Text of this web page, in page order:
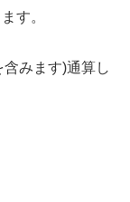
す。
みます)通算し